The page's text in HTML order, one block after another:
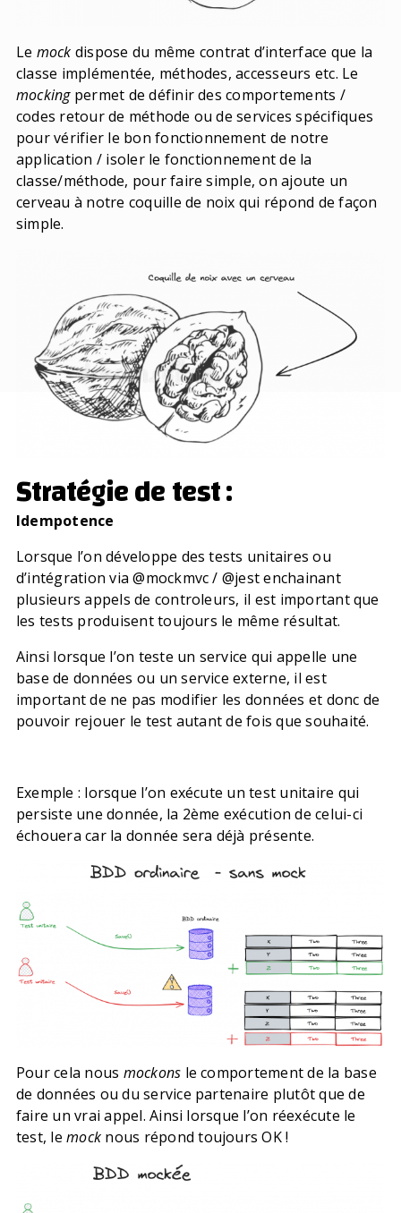
Le mock dispose du même contrat d’interface que la
classe implémentée, méthodes, accesseurs etc. Le
mockingpermet de définir des comportements /
codes retour de méthode ou de services spécifiques
pour vérifier le bon fonctionnement de notre
application / isoler le fonctionnement de la
classe/méthode, pour faire simple, on ajoute un
cerveau à notre coquille de noix qui répond de façon
simple.
Stratégie de test :
Idempotence
Lorsque l’on développe des tests unitaires ou
d’intégration via@‌mockmvc / @‌jestenchainant
plusieurs appels de controleurs, il est important que
les tests produisent toujours le même résultat.
Ainsi lorsque l’on teste un service qui appelle une
base de données ou un service externe, il est
important de ne pas modifier les données et donc de
pouvoir rejouer le test autant de fois que souhaité.
Exemple : lorsque l’on exécute un test unitaire qui
persiste une donnée, la 2ème exécution de celui-ci
échouera car la donnée sera déjà présente.
Pour cela nous mockons le comportement de la base
de données ou du service partenaire plutôt que de
faire un vrai appel. Ainsi lorsque l’on réexécute le
test, lemock nous répond toujours OK !